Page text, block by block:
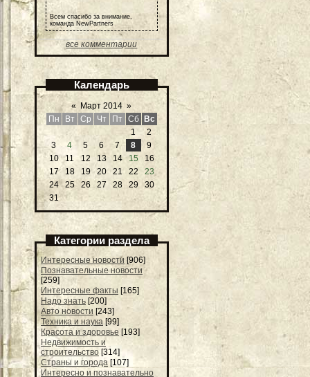
Всем спасибо за внимание,
команда NewPartners
все комментарии
Календарь
« Март 2014 »
Пн
Вт Ср Чт Пт Сб Вс
1
2
3
4 5 6 7 8
9
10
11 12 13 14 15
16
17
18 19 20 21 22
23
24
25 26 27 28 29
30
31
Категории раздела
Интересные новости [906]
Познавательные новости
[259]
Интересные факты [165]
Надо знать [200]
Авто новости [243]
Техника и наука [99]
Красота и здоровье [193]
Недвижимость и
строительство [314]
Страны и города [107]
Интересно и познавательно